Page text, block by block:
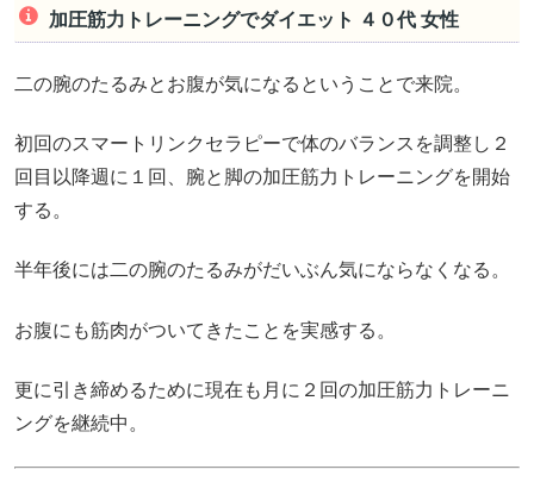
加圧筋力トレーニングでダイエット ４０代 女性
二の腕のたるみとお腹が気になるということで来院。
初回のスマートリンクセラピーで体のバランスを調整し２
回目以降週に１回、腕と脚の加圧筋力トレーニングを開始
する。
半年後には二の腕のたるみがだいぶん気にならなくなる。
お腹にも筋肉がついてきたことを実感する。
更に引き締めるために現在も月に２回の加圧筋力トレーニ
ングを継続中。